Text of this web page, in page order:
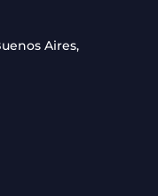
Aires,